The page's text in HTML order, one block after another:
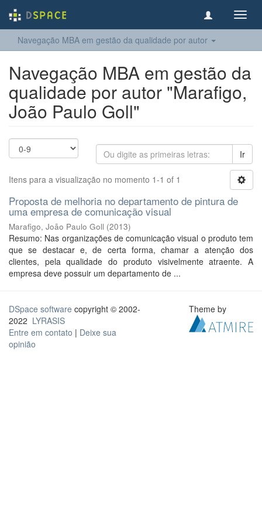
Navegação MBA em gestão da qualidade por autor
Navegação MBA em gestão da
qualidade por autor "Marafigo,
João Paulo Goll"
Ir
Itens para a visualização no momento 1-1 of 1
Proposta de melhoria no departamento de pintura de
uma empresa de comunicação visual
Marafigo, João Paulo Goll (2013)
Resumo: Nas organizações de comunicação visual o produto tem
que se destacar e, de certa forma, chamar a atenção dos
clientes, pela qualidade do produto visivelmente atraente. A
empresa deve possuir um departamento de ...
DSpace software copyright © 2002-
2022 LYRASIS
Entre em contato | Deixe sua
opinião
Theme by